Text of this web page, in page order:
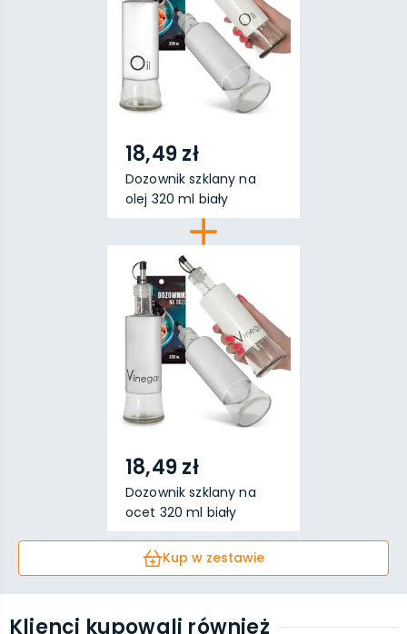
18,49 zł
Dozownik szklany na
olej 320 ml biały
18,49 zł
Dozownik szklany na
ocet 320 ml biały
Kup w zestawie
Klienci kupowali również